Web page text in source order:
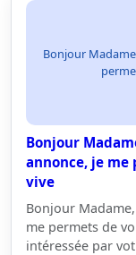
Bonjour
Bonjour
annonce, je me
vive
Bonjour
me permets de
intéressée par